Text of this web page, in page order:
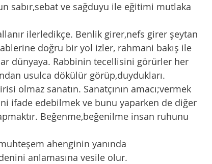
sabır,sebat ve sağduyu ile eğitimi mutlaka
ilerledikçe. Benlik girer,nefs girer şeytan
doğru bir yol izler, rahmani bakış ile
dünyaya. Rabbinin tecellisini görürler her
usulca dökülür görüp,duydukları.
olmaz sanatın. Sanatçının amacı;vermek
ifade edebilmek ve bunu yaparken de diğer
Beğenme,beğenilme insan ruhunu
ahenginin yanında
anlamasına vesile olur.